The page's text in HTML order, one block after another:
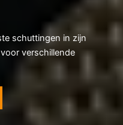
schuttingen in zijn
verschillende